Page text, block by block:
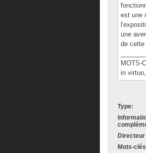
est une
une
de cette
MOTS-
in
Type:
Mots-